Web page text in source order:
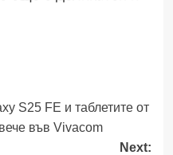
S25 FE и таблетите от
във Vivacom
Next: